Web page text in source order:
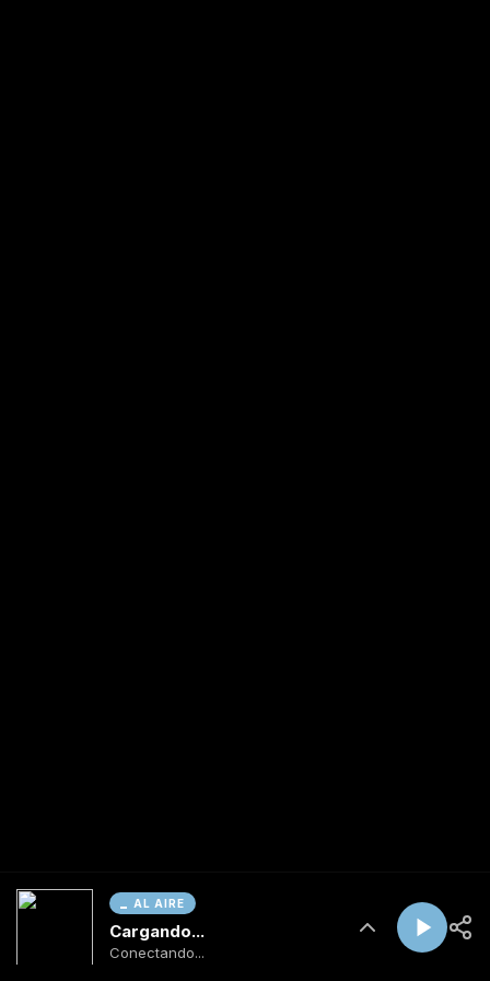
AL AIRE
Cargando...
Conectando...